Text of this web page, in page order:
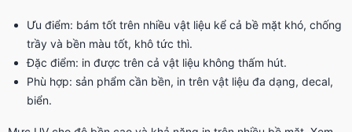
Ưu điểm: bám tốt trên nhiều vật liệu kể cả bề mặt khó, chống
trầy và bền màu tốt, khô tức thì.
Đặc điểm: in được trên cả vật liệu không thấm hút.
Phù hợp: sản phẩm cần bền, in trên vật liệu đa dạng, decal,
biển.